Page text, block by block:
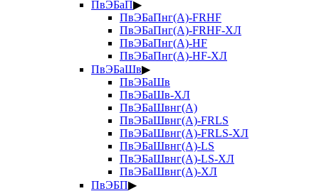
ПвЭБаП▶
ПвЭБаПнг(А)-FRHF
ПвЭБаПнг(А)-FRHF-ХЛ
ПвЭБаПнг(А)-HF
ПвЭБаПнг(А)-HF-ХЛ
ПвЭБаШв▶
ПвЭБаШв
ПвЭБаШв-ХЛ
ПвЭБаШвнг(А)
ПвЭБаШвнг(А)-FRLS
ПвЭБаШвнг(А)-FRLS-ХЛ
ПвЭБаШвнг(А)-LS
ПвЭБаШвнг(А)-LS-ХЛ
ПвЭБаШвнг(А)-ХЛ
ПвЭБП▶